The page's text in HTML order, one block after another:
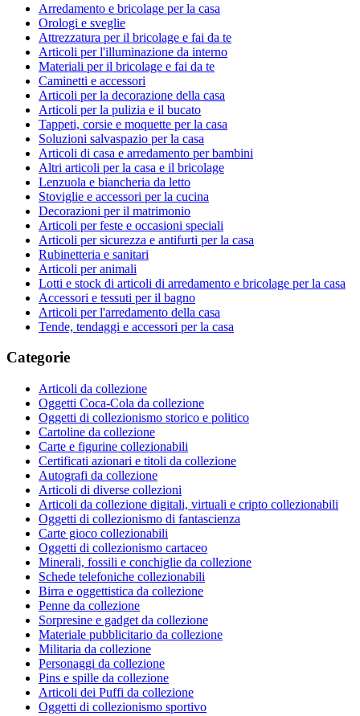
Arredamento e bricolage per la casa
Orologi e sveglie
Attrezzatura per il bricolage e fai da te
Articoli per l'illuminazione da interno
Materiali per il bricolage e fai da te
Caminetti e accessori
Articoli per la decorazione della casa
Articoli per la pulizia e il bucato
Tappeti, corsie e moquette per la casa
Soluzioni salvaspazio per la casa
Articoli di casa e arredamento per bambini
Altri articoli per la casa e il bricolage
Lenzuola e biancheria da letto
Stoviglie e accessori per la cucina
Decorazioni per il matrimonio
Articoli per feste e occasioni speciali
Articoli per sicurezza e antifurti per la casa
Rubinetteria e sanitari
Articoli per animali
Lotti e stock di articoli di arredamento e bricolage per la casa
Accessori e tessuti per il bagno
Articoli per l'arredamento della casa
Tende, tendaggi e accessori per la casa
Categorie
Articoli da collezione
Oggetti Coca-Cola da collezione
Oggetti di collezionismo storico e politico
Cartoline da collezione
Carte e figurine collezionabili
Certificati azionari e titoli da collezione
Autografi da collezione
Articoli di diverse collezioni
Articoli da collezione digitali, virtuali e cripto collezionabili
Oggetti di collezionismo di fantascienza
Carte gioco collezionabili
Oggetti di collezionismo cartaceo
Minerali, fossili e conchiglie da collezione
Schede telefoniche collezionabili
Birra e oggettistica da collezione
Penne da collezione
Sorpresine e gadget da collezione
Materiale pubblicitario da collezione
Militaria da collezione
Personaggi da collezione
Pins e spille da collezione
Articoli dei Puffi da collezione
Oggetti di collezionismo sportivo